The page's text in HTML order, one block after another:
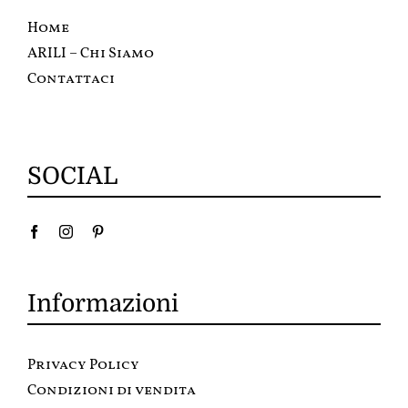
Home
ARILI – Chi Siamo
Contattaci
SOCIAL
Informazioni
Privacy Policy
Condizioni di vendita